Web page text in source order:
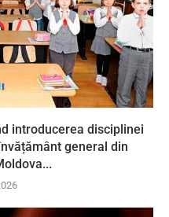
introducerea disciplinei
general din